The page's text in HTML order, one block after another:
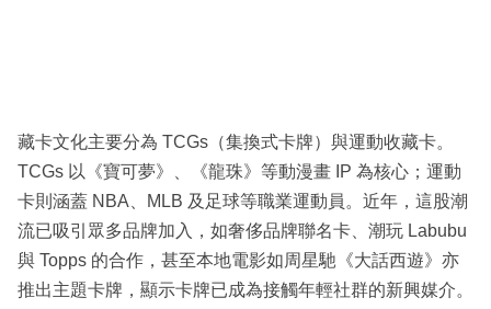
藏卡文化主要分為 TCGs（集換式卡牌）與運動收藏卡。
TCGs 以《寶可夢》、《龍珠》等動漫畫 IP 為核心；運動
卡則涵蓋 NBA、MLB 及足球等職業運動員。近年，這股潮
流已吸引眾多品牌加入，如奢侈品牌聯名卡、潮玩 Labubu
與 Topps 的合作，甚至本地電影如周星馳《大話西遊》亦
推出主題卡牌，顯示卡牌已成為接觸年輕社群的新興媒介。